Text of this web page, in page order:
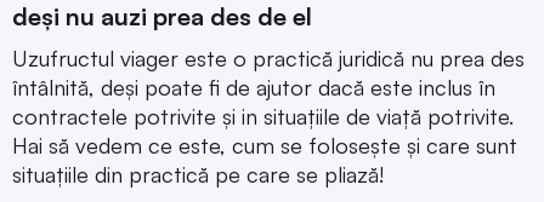
deși nu auzi prea des de el
Uzufructul viager este o practică juridică nu prea des
întâlnită, deși poate fi de ajutor dacă este inclus în
contractele potrivite și in situațiile de viață potrivite.
Hai să vedem ce este, cum se folosește și care sunt
situațiile din practică pe care se pliază!